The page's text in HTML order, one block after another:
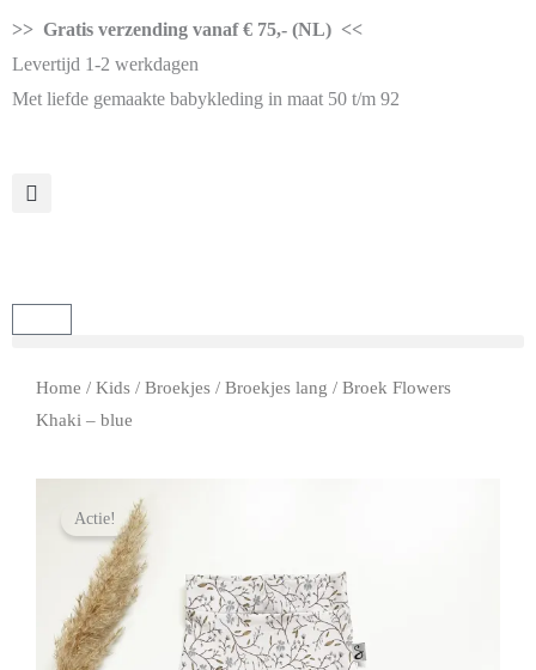
>> Gratis verzending vanaf € 75,- (NL) <<
Levertijd 1-2 werkdagen
Met liefde gemaakte babykleding in maat 50 t/m 92
Home / Kids / Broekjes / Broekjes lang / Broek Flowers
Khaki – blue
Actie!